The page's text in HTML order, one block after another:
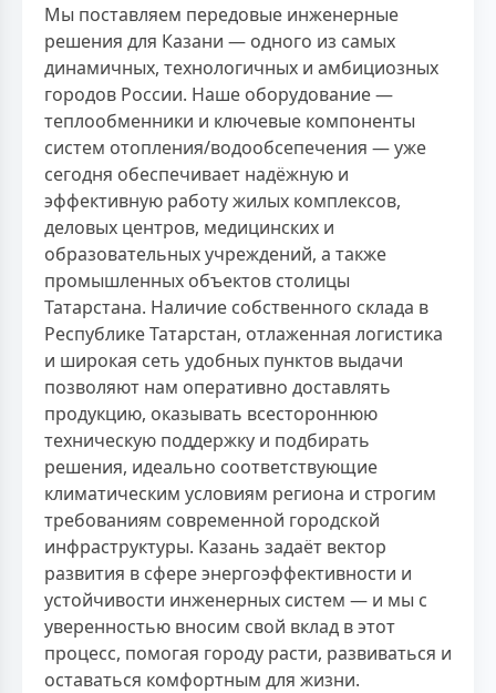
Мы поставляем передовые инженерные
решения для Казани — одного из самых
динамичных, технологичных и амбициозных
городов России. Наше оборудование —
теплообменники и ключевые компоненты
систем отопления/водообсепечения — уже
сегодня обеспечивает надёжную и
эффективную работу жилых комплексов,
деловых центров, медицинских и
образовательных учреждений, а также
промышленных объектов столицы
Татарстана. Наличие собственного склада в
Республике Татарстан, отлаженная логистика
и широкая сеть удобных пунктов выдачи
позволяют нам оперативно доставлять
продукцию, оказывать всестороннюю
техническую поддержку и подбирать
решения, идеально соответствующие
климатическим условиям региона и строгим
требованиям современной городской
инфраструктуры. Казань задаёт вектор
развития в сфере энергоэффективности и
устойчивости инженерных систем — и мы с
уверенностью вносим свой вклад в этот
процесс, помогая городу расти, развиваться и
оставаться комфортным для жизни.